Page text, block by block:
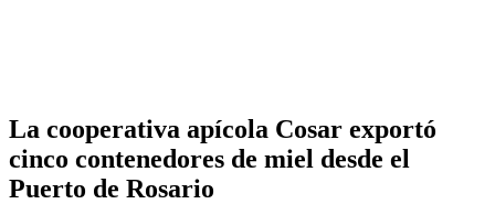
La cooperativa apícola Cosar exportó
cinco contenedores de miel desde el
Puerto de Rosario